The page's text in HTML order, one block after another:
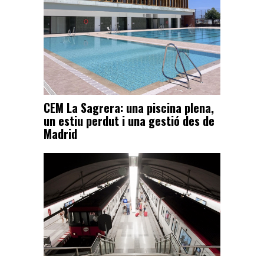
CEM La Sagrera: una piscina plena,
un estiu perdut i una gestió des de
Madrid